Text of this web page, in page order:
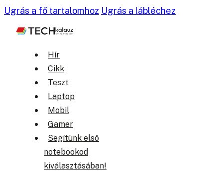
Ugrás a fő tartalomhoz Ugrás a lábléchez
Hír
Cikk
Teszt
Laptop
Mobil
Gamer
Segítünk első
notebookod
kiválasztásában!